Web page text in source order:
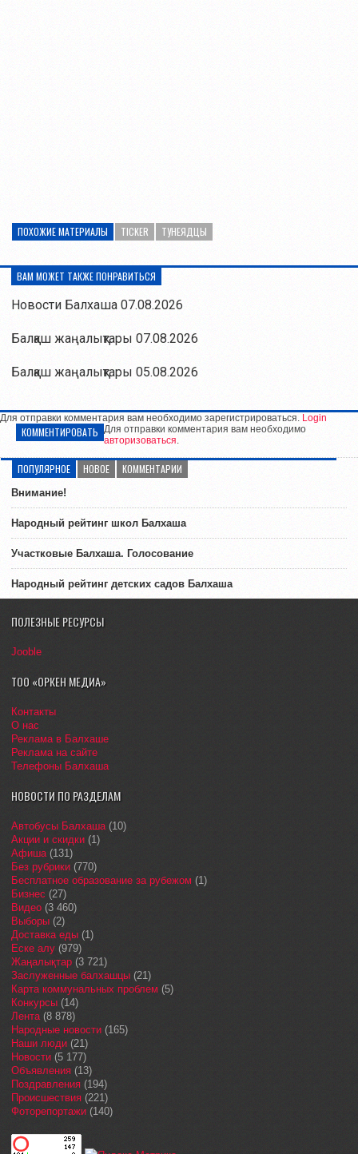
ПОХОЖИЕ МАТЕРИАЛЫ TICKER ТУНЕЯДЦЫ
ВАМ МОЖЕТ ТАКЖЕ ПОНРАВИТЬСЯ
Новости Балхаша 07.08.2026
Балқаш жаңалықтары 07.08.2026
Балқаш жаңалықтары 05.08.2026
Для отправки комментария вам необходимо зарегистрироваться. Login
КОММЕНТИРОВАТЬ Для отправки комментария вам необходимо
авторизоваться.
ПОПУЛЯРНОЕ НОВОЕ КОММЕНТАРИИ
Внимание!
Народный рейтинг школ Балхаша
Участковые Балхаша. Голосование
Народный рейтинг детских садов Балхаша
ПОЛЕЗНЫЕ РЕСУРСЫ
Jooble
ТОО «ОРКЕН МЕДИА»
Контакты
О нас
Реклама в Балхаше
Реклама на сайте
Телефоны Балхаша
НОВОСТИ ПО РАЗДЕЛАМ
Автобусы Балхаша(10)
Акции и скидки (1)
Афиша(131)
Без рубрики (770)
Бесплатное образование за рубежом (1)
Бизнес (27)
Видео (3 460)
Выборы (2)
Доставка еды (1)
Еске алу (979)
Жаңалықтар (3 721)
Заслуженные балхашцы (21)
Карта коммунальных проблем (5)
Конкурсы (14)
Лента(8 878)
Народные новости (165)
Наши люди (21)
Новости (5 177)
Объявления (13)
Поздравления (194)
Происшествия (221)
Фоторепортажи (140)